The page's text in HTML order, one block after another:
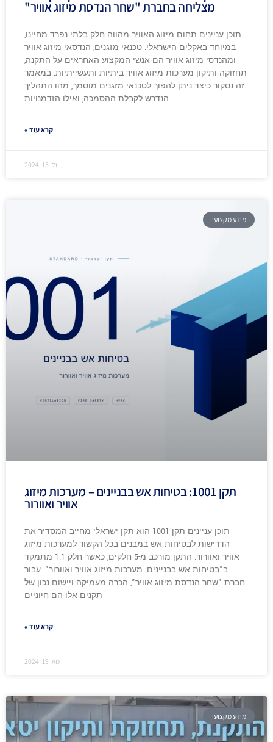
מצליחה בחברת "שחר הנדסת מיזוג אוויר"
תוכן עניינים תחום מיזוג האוויר מהווה חלק בלתי נפרד מחיינו,
במיוחד באקלים הישראלי. טכנאי מזגנים, הנדסאי מיזוג אוויר
ומהנדסי מיזוג אוויר הם אנשי המקצוע האחראים על התקנה,
תחזוקה ותיקון מערכות מיזוג אוויר ביתיות ותעשייתיות. במאמר
זה נסקור כיצד ניתן להפוך לטכנאי מזגנים מוסמך, מהו התהליך
הנדרש לקבלת ההסמכה, ואילו הזדמנויות
קרא עוד »
יולי 15, 2024
מידע מקצועי
תקן 1001: בטיחות אש בבניינים – מערכות מיזוג
אוויר ואוורור
תוכן עניינים תקן 1001 הוא תקן ישראלי מחייב המסדיר את
הדרישות לבטיחות אש במבנים בכל הקשור למערכות מיזוג
אוויר ואוורור. התקן מורכב מ-5 חלקים, כאשר חלק 1.1 מתמקד
ב"בטיחות אש בבניינים: מערכות מיזוג אוויר ואוורור". עבור
חברת "שחר הנדסת מיזוג אוויר", הכרה מעמיקה ויישום נכון של
תקנים אלו הם חיוניים
קרא עוד »
מאי 19, 2024
מידע מקצועי